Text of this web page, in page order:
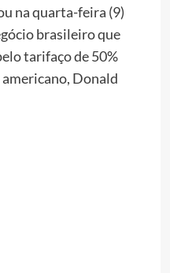
na quarta-feira (9)
brasileiro que
tarifaço de 50%
Donald